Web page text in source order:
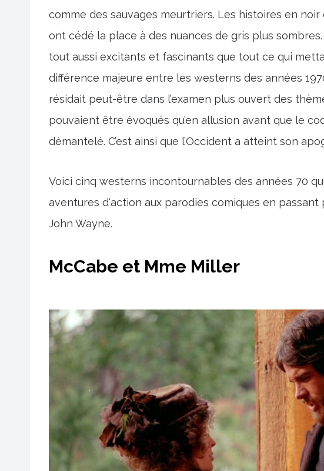
comme des sauvages meurtriers. Les histoires en
ont cédé la place à des nuances de gris plus
tout aussi excitants et fascinants que tout ce qui
différence majeure entre les westerns des années
résidait peut-être dans l’examen plus ouvert des
pouvaient être évoqués qu’en allusion avant que le
démantelé. C’est ainsi que l’Occident a atteint son
Voici cinq westerns incontournables des années 70
aventures d'action aux parodies comiques en passant
John Wayne.
McCabe et Mme Miller